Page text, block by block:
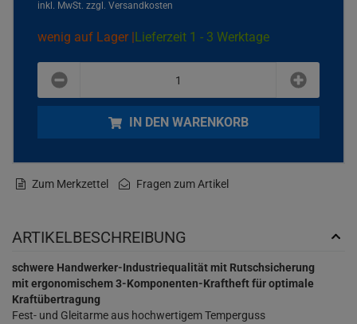
inkl. MwSt. zzgl. Versandkosten
wenig auf Lager |Lieferzeit 1 - 3 Werktage
minus
IN DEN WARENKORB
Zum Merkzettel Fragen zum Artikel
ARTIKELBESCHREIBUNG
schwere Handwerker-Industriequalität mit Rutschsicherung
mit ergonomischem 3-Komponenten-Kraftheft für optimale
Kraftübertragung
Fest- und Gleitarme aus hochwertigem Temperguss